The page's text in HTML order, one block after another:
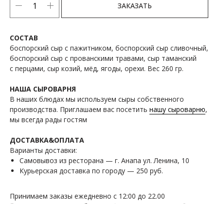
ЗАКАЗАТЬ
СОСТАВ
боспорский сыр с пажитником, боспорский сыр сливочный,
боспорский сыр с прованскими травами, сыр таманский
с перцами, сыр козий, мёд, ягоды, орехи. Вес 260 гр.
НАША СЫРОВАРНЯ
В наших блюдах мы используем сыры собственного
производства. Приглашаем вас посетить нашу сыроварню,
мы всегда рады гостям
ДОСТАВКА&ОПЛАТА
Варианты доставки:
Самовывоз из ресторана — г. Анапа ул. Ленина, 10
Курьерская доставка по городу — 250 руб.
Принимаем заказы ежедневно с 12:00 до 22.00